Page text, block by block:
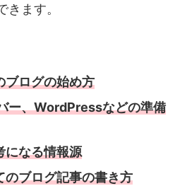
きます。
ブログの始め方
ー、WordPressなどの準備
になる情報源
のブログ記事の書き方